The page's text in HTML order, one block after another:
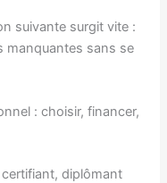
suivante surgit vite :
manquantes sans se
: choisir, financer,
diplômant